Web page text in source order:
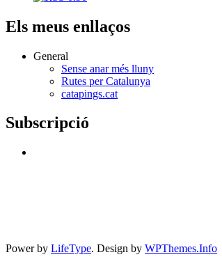
Els meus enllaços
General
Sense anar més lluny
Rutes per Catalunya
catapings.cat
Subscripció
Power by LifeType. Design by WPThemes.Info